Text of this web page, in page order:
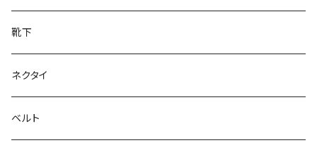
靴下
ネクタイ
ベルト